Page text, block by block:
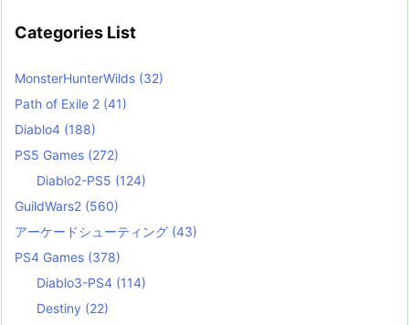
Categories List
MonsterHunterWilds (32)
Path of Exile 2 (41)
Diablo4 (188)
PS5 Games (272)
Diablo2-PS5 (124)
GuildWars2 (560)
アーケードシューティング (43)
PS4 Games (378)
Diablo3-PS4 (114)
Destiny (22)